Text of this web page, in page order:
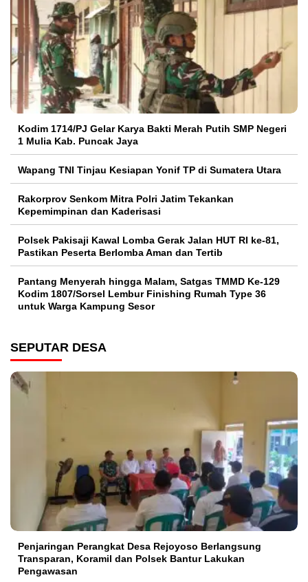
Kodim 1714/PJ Gelar Karya Bakti Merah Putih SMP Negeri
1 Mulia Kab. Puncak Jaya
Wapang TNI Tinjau Kesiapan Yonif TP di Sumatera Utara
Rakorprov Senkom Mitra Polri Jatim Tekankan
Kepemimpinan dan Kaderisasi
Polsek Pakisaji Kawal Lomba Gerak Jalan HUT RI ke-81,
Pastikan Peserta Berlomba Aman dan Tertib
Pantang Menyerah hingga Malam, Satgas TMMD Ke-129
Kodim 1807/Sorsel Lembur Finishing Rumah Type 36
untuk Warga Kampung Sesor
SEPUTAR DESA
Penjaringan Perangkat Desa Rejoyoso Berlangsung
Transparan, Koramil dan Polsek Bantur Lakukan
Pengawasan